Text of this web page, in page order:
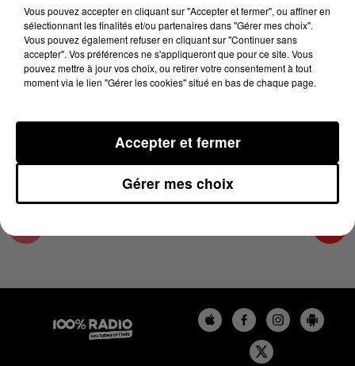
26 janvier 2024 - 4 min 18 sec
LES INFOS DU PAYS CATALAN DU 26/01/2024
À 18H00
Podcasts infos du Pays Catalan
Vous pouvez accepter en cliquant sur "Accepter et fermer", ou affiner en
sélectionnant les finalités et/ou partenaires dans "Gérer mes choix".
Vous pouvez également refuser en cliquant sur "Continuer sans
accepter". Vos préférences ne s'appliqueront que pour ce site. Vous
pouvez mettre à jour vos choix, ou retirer votre consentement à tout
moment via le lien "Gérer les cookies" situé en bas de chaque page.
Gérer mes choix
Accepter et fermer